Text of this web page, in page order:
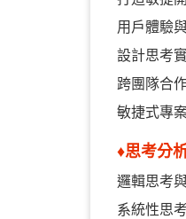
用戶體驗
設計思考
跨團隊合
敏捷式專
♦思考分
邏輯思考
系統性思考